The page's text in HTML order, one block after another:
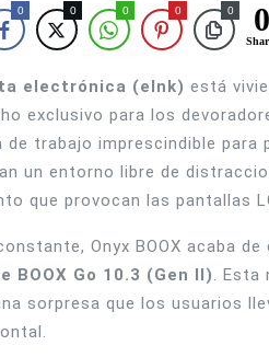
0 0 0 0 0 0
electrónica (eInk) está
exclusivo para los
trabajo imprescindible
un entorno libre de
que provocan las pantallas
Onyx BOOX acaba
BOOX Go 10.3 (Gen II). Esta
sorpresa que los usuarios